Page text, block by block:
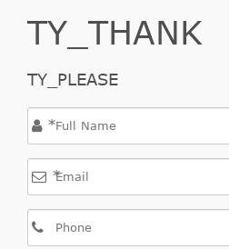
TY_THANK
TY_PLEASE
*
*